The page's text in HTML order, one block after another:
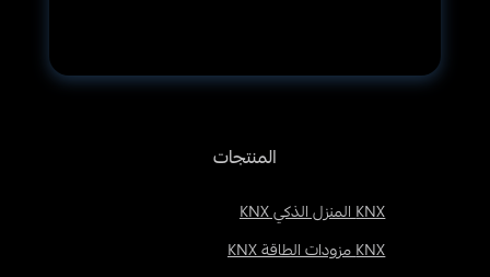
المنتجات
KNX المنزل الذكي KNX
KNX مزودات الطاقة KNX